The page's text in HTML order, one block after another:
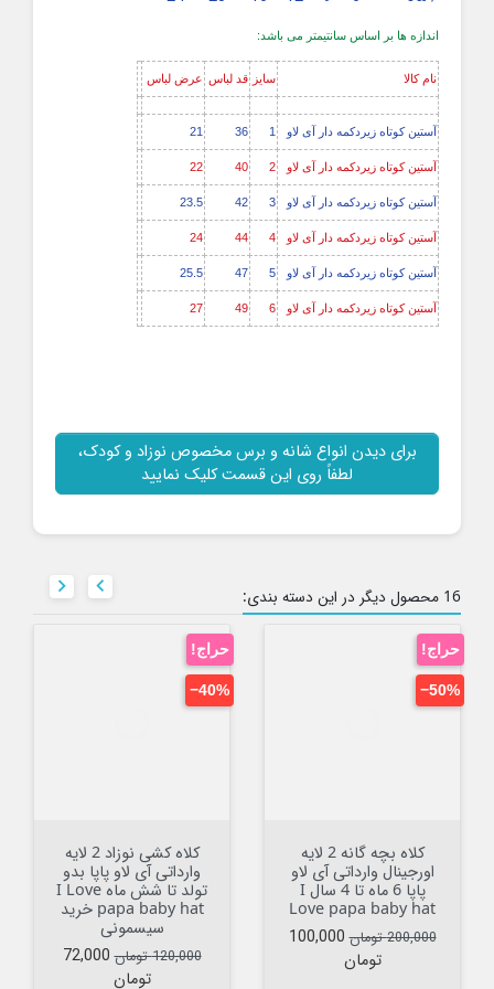
اندازه ها بر اساس سانتیمتر می باشد:
نام کالا سایز قد لباس عرض لباس
آستین کوتاه زیردکمه دار آی لاو 1
36
21
آستین کوتاه زیردکمه دار آی لاو 2
40
22
آستین کوتاه زیردکمه دار آی لاو 3
42
23.5
آستین کوتاه زیردکمه دار آی لاو 4
44
24
آستین کوتاه زیردکمه دار آی لاو 5
47
25.5
آستین کوتاه زیردکمه دار آی لاو 6
49
27
برای دیدن انواع شانه و برس مخصوص نوزاد و کودک،
لطفاً روی این قسمت کلیک نمایید
16 محصول دیگر در این دسته بندی: 
کلاه بچه گانه 2 لایه
اورجینال وارداتی آی لاو
پاپا 6 ماه تا 4 سال I
Love papa baby hat
قیمت عادی
200,000 تومان قیمت
100,000
تومان
حراج!
‎−50%
کلاه کشی نوزاد 2 لایه
وارداتی آی لاو پاپا بدو
تولد تا شش ماه I Love
papa baby hat خرید
سیسمونی
قیمت عادی
120,000 تومان قیمت
72,000
تومان
حراج!
‎−40%
